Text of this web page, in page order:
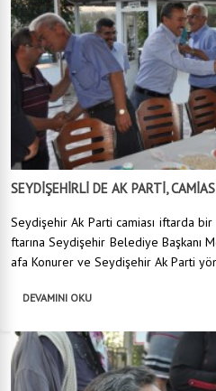
SEYDİŞEHİRLİ DE AK PARTİ,
Seydişehir Ak Parti camiası iftarda
ftarına Seydişehir Belediye Başkanı
afa Konurer ve Seydişehir Ak Parti
DEVAMINI OKU